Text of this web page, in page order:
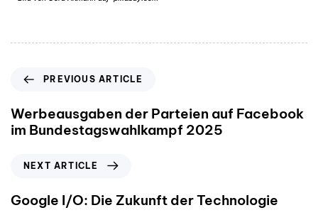
PREVIOUS ARTICLE
Werbeausgaben der Parteien auf Facebook
im Bundestagswahlkampf 2025
NEXT ARTICLE
Google I/O: Die Zukunft der Technologie